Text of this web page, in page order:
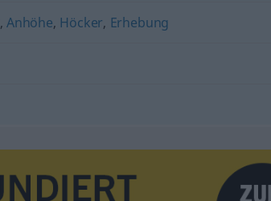
, Anhöhe, Höcker, Erhebung